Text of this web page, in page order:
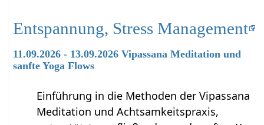
Entspannung, Stress Management
11.09.2026 - 13.09.2026 Vipassana Meditation und
sanfte Yoga Flows
Einführung in die Methoden der Vipassana
Meditation und Achtsamkeitspraxis,